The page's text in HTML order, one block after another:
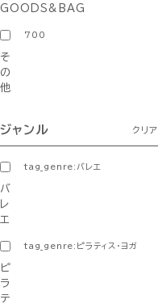
GOODS&BAG
700
そ
の
他
ジャンル クリア
tag_genre:バレエ
バ
レ
エ
tag_genre:ピラティス・ヨガ
ピ
ラ
テ